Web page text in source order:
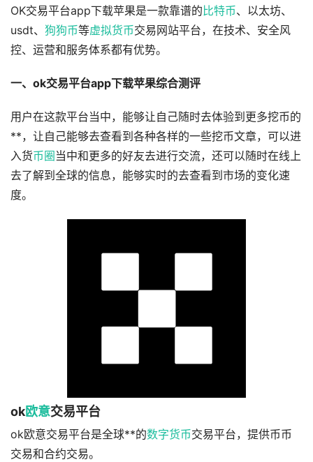
OK交易平台app下载苹果是一款靠谱的 比特币、以太坊、
usdt、 狗狗币等虚拟货币交易网站平台，在技术、安全风
控、运营和服务体系都有优势。
一、ok交易平台app下载苹果综合测评
用户在这款平台当中，能够让自己随时去体验到更多挖币的
**，让自己能够去查看到各种各样的一些挖币文章，可以进
入货币圈 当中和更多的好友去进行交流，还可以随时在线上
去了解到全球的信息，能够实时的去查看到市场的变化速
度。
ok欧意交易平台
ok欧意交易平台是全球**的数字货币交易平台，提供币币
交易和合约交易。